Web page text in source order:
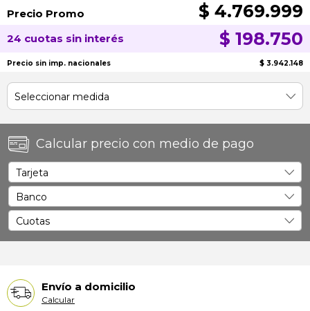
Precio Promo $ 4.769.999
24 cuotas sin interés $ 198.750
Precio sin imp. nacionales $ 3.942.148
Calcular precio con medio de pago
Envío a domicilio
Calcular